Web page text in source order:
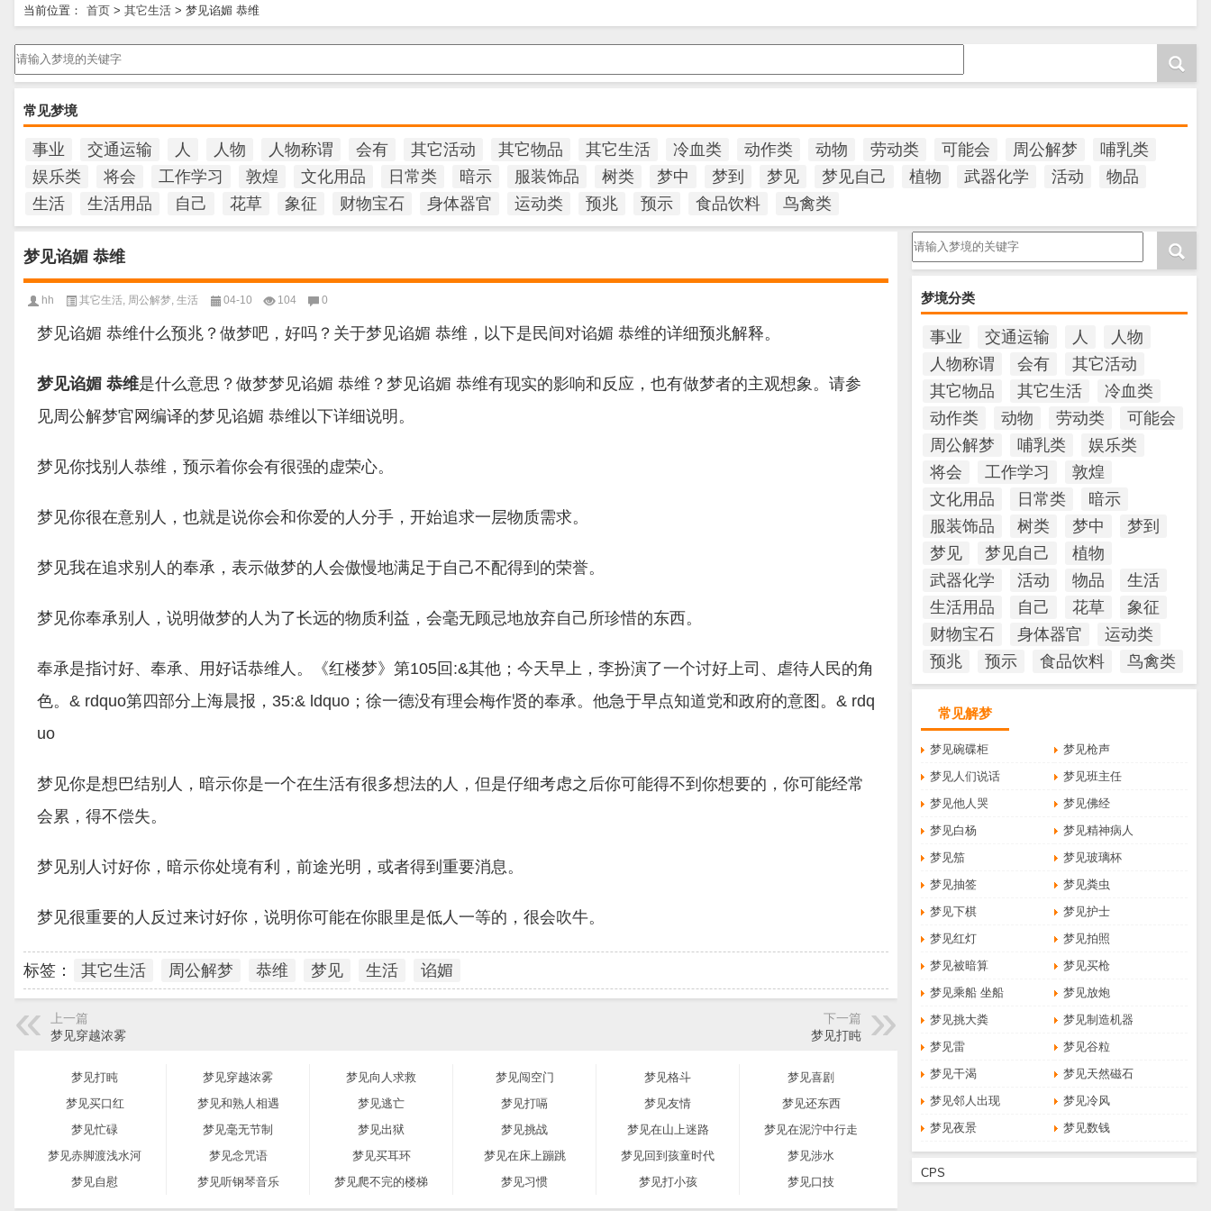
当前位置： 首页 > 其它生活 > 梦见谄媚 恭维
请输入梦境的关键字
常见梦境
事业 交通运输 人 人物 人物称谓 会有 其它活动 其它物品 其它生活 冷血类 动作类 动物 劳动类 可能会 周公解梦
哺乳类
娱乐类
将会 工作学习 敦煌 文化用品 日常类 暗示 服装饰品 树类 梦中 梦到 梦见 梦见自己 植物 武器化学 活动
物品
生活
生活用品 自己 花草 象征 财物宝石 身体器官 运动类 预兆 预示 食品饮料 鸟禽类
请输入梦境的关键字
梦境分类
事业 交通运输 人
人物
人物称谓
会有
其它活动
其它物品
其它生活
冷血类
动作类
动物 劳动类
可能会
周公解梦
哺乳类
娱乐类
将会
工作学习
敦煌
文化用品
日常类
暗示
服装饰品
树类 梦中
梦到
梦见
梦见自己
植物
武器化学
活动 物品
生活
生活用品
自己 花草
象征
财物宝石
身体器官
运动类
预兆
预示 食品饮料 鸟禽类
常见解梦
梦见碗碟柜
梦见枪声
梦见人们说话
梦见班主任
梦见他人哭
梦见佛经
梦见白杨
梦见精神病人
梦见笳
梦见玻璃杯
梦见抽签
梦见粪虫
梦见下棋
梦见护士
梦见红灯
梦见拍照
梦见被暗算
梦见买枪
梦见乘船 坐船
梦见放炮
梦见挑大粪
梦见制造机器
梦见雷
梦见谷粒
梦见干渴
梦见天然磁石
梦见邻人出现
梦见冷风
梦见夜景
梦见数钱
CPS
梦见谄媚 恭维
hh 其它生活, 周公解梦, 生活 04-10 104 0
梦见谄媚 恭维什么预兆？做梦吧，好吗？关于梦见谄媚 恭维，以下是民间对谄媚 恭维的详细预兆解释。
梦见谄媚 恭维是什么意思？做梦梦见谄媚 恭维？梦见谄媚 恭维有现实的影响和反应，也有做梦者的主观想象。请参
见周公解梦官网编译的梦见谄媚 恭维以下详细说明。
梦见你找别人恭维，预示着你会有很强的虚荣心。
梦见你很在意别人，也就是说你会和你爱的人分手，开始追求一层物质需求。
梦见我在追求别人的奉承，表示做梦的人会傲慢地满足于自己不配得到的荣誉。
梦见你奉承别人，说明做梦的人为了长远的物质利益，会毫无顾忌地放弃自己所珍惜的东西。
奉承是指讨好、奉承、用好话恭维人。《红楼梦》第105回:&其他；今天早上，李扮演了一个讨好上司、虐待人民的角
色。& rdquo第四部分上海晨报，35:& ldquo；徐一德没有理会梅作贤的奉承。他急于早点知道党和政府的意图。& rdq
uo
梦见你是想巴结别人，暗示你是一个在生活有很多想法的人，但是仔细考虑之后你可能得不到你想要的，你可能经常
会累，得不偿失。
梦见别人讨好你，暗示你处境有利，前途光明，或者得到重要消息。
梦见很重要的人反过来讨好你，说明你可能在你眼里是低人一等的，很会吹牛。
标签： 其它生活 周公解梦 恭维 梦见 生活 谄媚
上一篇
梦见穿越浓雾
下一篇
梦见打盹
梦见打盹 梦见穿越浓雾 梦见向人求救 梦见闯空门 梦见格斗
梦见喜剧
梦见买口红
梦见和熟人相遇 梦见逃亡 梦见打嗝 梦见友情
梦见还东西
梦见忙碌
梦见毫无节制 梦见出狱 梦见挑战 梦见在山上迷路
梦见在泥泞中行走
梦见赤脚渡浅水河
梦见念咒语 梦见买耳环 梦见在床上蹦跳 梦见回到孩童时代
梦见涉水
梦见自慰
梦见听钢琴音乐 梦见爬不完的楼梯 梦见习惯 梦见打小孩 梦见口技